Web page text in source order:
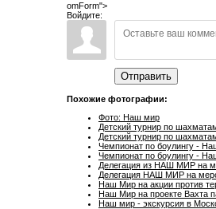
omForm">
Войдите:
Отправить
Похожие фотографии:
Фото: Наш мир
Детский турнир по
Детский турнир по
Чемпионат по боулингу -
Чемпионат по боулингу -
Делегация из НАШ МИР на
Делегация НАШ МИР на
Наш Мир на акции против
Наш Мир на проекте Вахта
Наш мир - экскурсия в